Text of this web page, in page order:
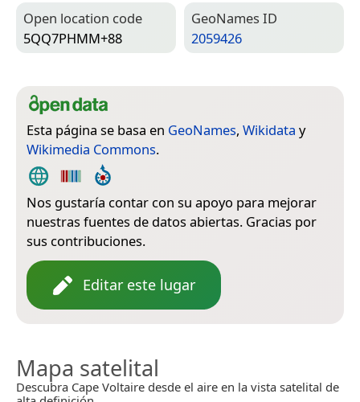
Open location code
5QQ7PHMM+88
Geo­Names ID
2059426
Esta página se basa en GeoNames, Wikidata y
Wikimedia Commons.
Nos gustaría contar con su apoyo para mejorar
nuestras fuentes de datos abiertas. Gracias por
sus contribuciones.
Editar este lugar
Mapa satelital
Descubra Cape Voltaire desde el aire en la vista satelital de